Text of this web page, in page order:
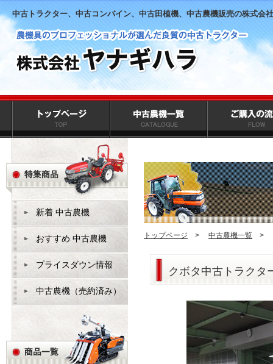
中古トラクター、中古コンバイン、中古田植機、中古農機販売の株式会
トップページ > 中古農機一覧 >
クボタ中古トラク
新着 中古農機
おすすめ 中古農機
プライスダウン情報
中古農機（売約済み）